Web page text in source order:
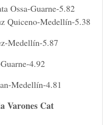
Ossa-Guarne-5.82
Quiceno-Medellín-5.38
Medellín-5.87
4.92
Medellín-4.81
Varones Cat